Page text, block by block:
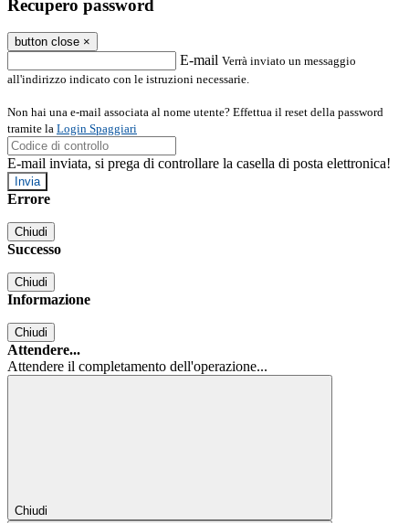
Recupero password
button close ×
E-mail Verrà inviato un messaggio
all'indirizzo indicato con le istruzioni necessarie.
Non hai una e-mail associata al nome utente? Effettua il reset della password
tramite la Login Spaggiari
E-mail inviata, si prega di controllare la casella di posta elettronica!
Errore
Chiudi
Successo
Chiudi
Informazione
Chiudi
Attendere...
Attendere il completamento dell'operazione...
Chiudi